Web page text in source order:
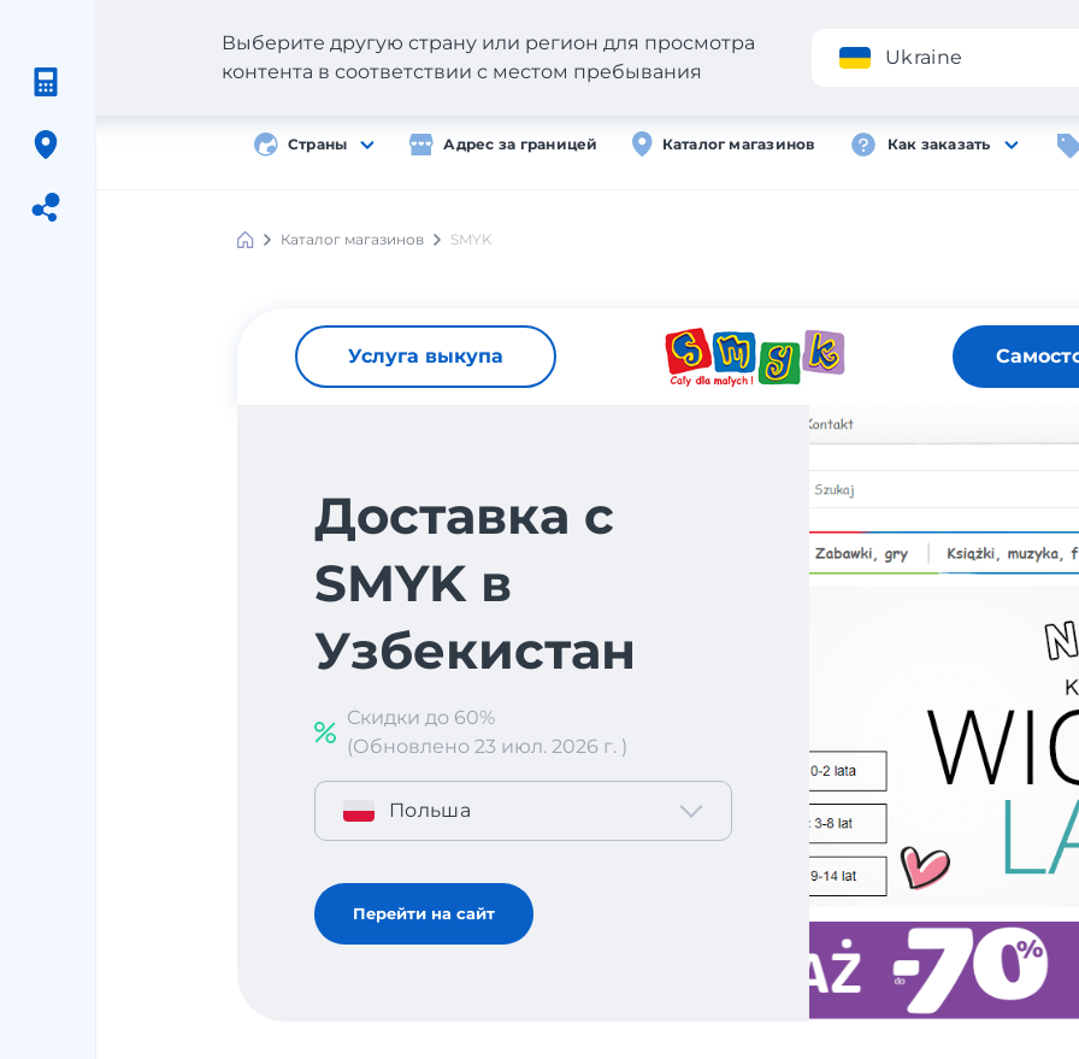
Приложение
Страны Адрес за границей Каталог магазинов Как заказать
Выберите другую страну или регион для просмотра
контента в соответствии с местом пребывания
Ukraine
Meest
Каталог магазинов SMYK
Услуга выкупа
Доставка с
SMYK в
Узбекистан
Скидки до 60%
(Обновлено 23 июл. 2026 г. )
Польша
Перейти на сайт